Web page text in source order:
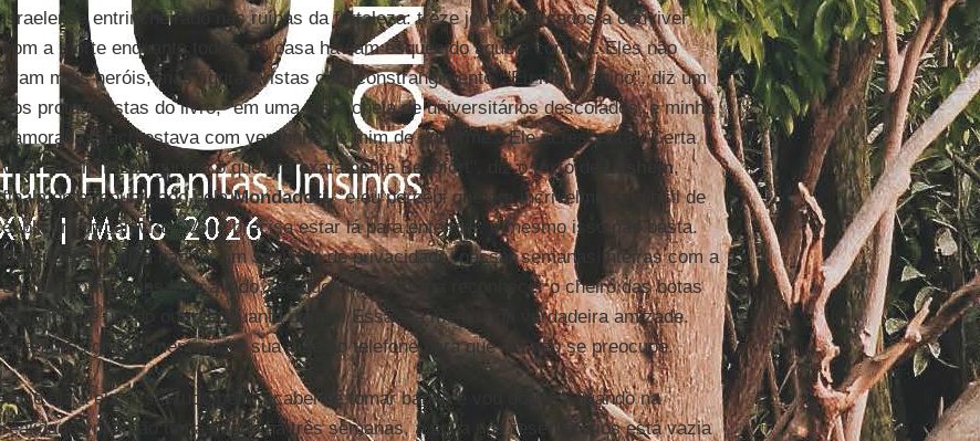
israelense entrincheirado nas ruínas da fortaleza: treze jovens forçados a conviver
com a morte enquanto todos em casa haviam esquecido aquele conflito. Eles não
eram mais heróis, mas figuras vistas com constrangimento. "Eu me imagino", diz um
dos protagonistas do livro, "em uma festa cheia de universitários descolados, e minha
namorada Lilach estava com vergonha de mim de uniforme." Ele acrescenta: "Certa
vez, Lilach me perguntou o que era exatamente Beaufort", diz o texto de
Leshem,
finalmente republicado pelaMondadori, "e eu percebi que era incrivelmente difícil de
explicar em palavras. Você precisa estar lá para entender, e mesmo isso não basta.
Beaufortsignifica não ter um segundo de privacidade, passar semanas inteiras com a
equipe, com camas lado a lado, até que você consiga reconhecer o cheiro das botas
de combate um do outro enquanto dorme. Essa é a medida da verdadeira amizade.
Beaufort significa mentir para sua mãe ao telefone para que ela não se preocupe.
Você diz a ela: 'Está tudo bem, acabei de tomar banho e vou dormir', quando na
realidade você não toma banho há três semanas, a água nos reservatórios está vazia